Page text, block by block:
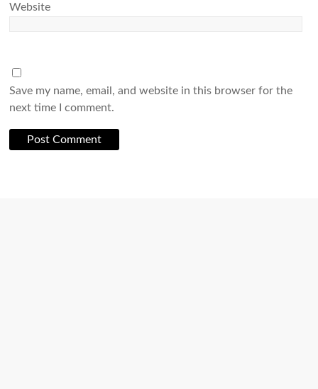
Website
Save my name, email, and website in this browser for the
next time I comment.